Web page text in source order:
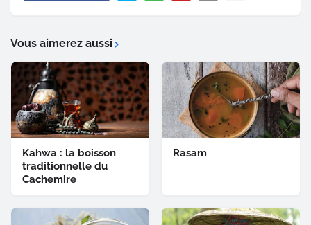
Vous aimerez aussi
Kahwa : la boisson
traditionnelle du
Cachemire
Rasam